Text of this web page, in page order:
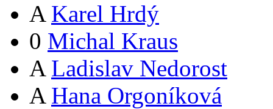
A Karel Hrdý
0 Michal Kraus
A Ladislav Nedorost
A Hana Orgoníková